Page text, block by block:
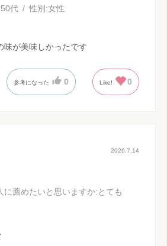
50代 性別:女性
味が美味しかったです
参考になった 0 Like! 0
2026.7.14
に薦めたいと思いますか:とても